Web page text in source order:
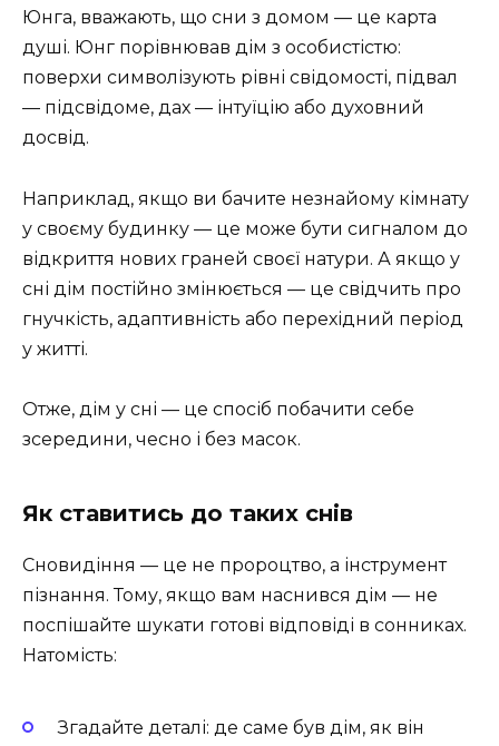
Юнга, вважають, що сни з домом — це карта
душі. Юнг порівнював дім з особистістю:
поверхи символізують рівні свідомості, підвал
— підсвідоме, дах — інтуїцію або духовний
досвід.
Наприклад, якщо ви бачите незнайому кімнату
у своєму будинку — це може бути сигналом до
відкриття нових граней своєї натури. А якщо у
сні дім постійно змінюється — це свідчить про
гнучкість, адаптивність або перехідний період
у житті.
Отже, дім у сні — це спосіб побачити себе
зсередини, чесно і без масок.
Як ставитись до таких снів
Сновидіння — це не пророцтво, а інструмент
пізнання. Тому, якщо вам наснився дім — не
поспішайте шукати готові відповіді в сонниках.
Натомість:
Згадайте деталі: де саме був дім, як він